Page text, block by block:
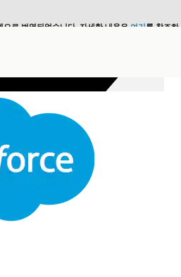
으로 번역되었습니다. 자세한 내용은 여기를 참조하